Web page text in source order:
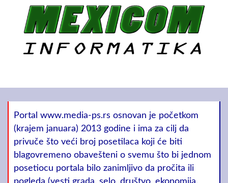
Portal www.media-ps.rs osnovan je početkom
(krajem januara) 2013 godine i ima za cilj da
privuče što veći broj posetilaca koji će biti
blagovremeno obavešteni o svemu što bi jednom
posetiocu portala bilo zanimljivo da pročita ili